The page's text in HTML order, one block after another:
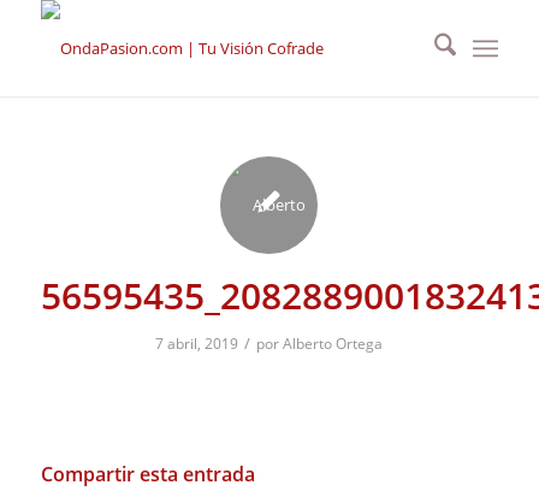
7 abril, 2019 / porAlberto Ortega
Compartir esta entrada